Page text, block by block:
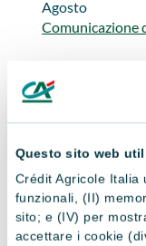
Questo sito web
Crédit Agricole
funzionali, (II)
sito; e (IV) per
accettare i cookie
Agosto
Comunicazione
Comunicazione
Febbraio
Comunicazione
Anno 2018​
​​​Novembre
Comunicazione